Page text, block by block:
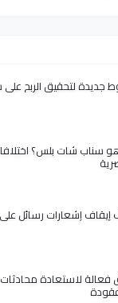
جديدة لتحقيق الربح
سناب شات بلس؟
إيقاف إشعارات رسائل
فعالة لاستعادة